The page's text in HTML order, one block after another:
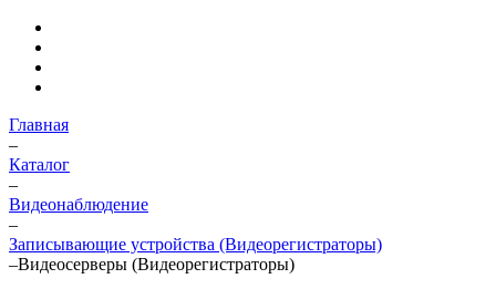
Главная
–
Каталог
–
Видеонаблюдение
–
Записывающие устройства (Видеорегистраторы)
–Видеосерверы (Видеорегистраторы)